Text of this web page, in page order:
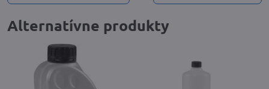
Alternatívne produkty